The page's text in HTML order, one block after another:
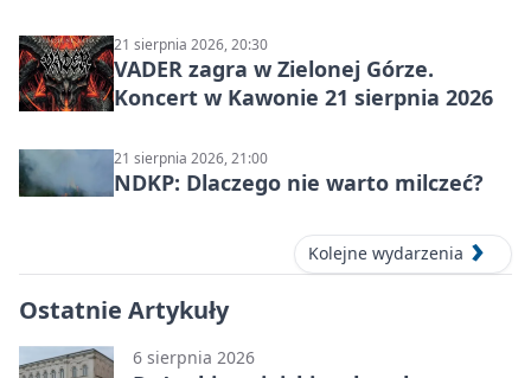
21 sierpnia 2026, 20:30
VADER zagra w Zielonej Górze.
Koncert w Kawonie 21 sierpnia 2026
21 sierpnia 2026, 21:00
NDKP: Dlaczego nie warto milczeć?
Kolejne wydarzenia
Ostatnie Artykuły
6 sierpnia 2026